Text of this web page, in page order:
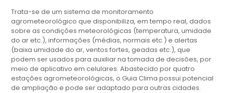
Trata-se de um sistema de monitoramento
agrometeorológico que disponibiliza, em tempo real, dados
sobre as condições meteorológicas (temperatura, umidade
do ar etc.), informações (médias, normais etc.) e alertas
(baixa umidade do ar, ventos fortes, geadas etc.), que
podem ser usados para auxiliar na tomada de decisões, por
meio de aplicativo em celulares. Abastecido por quatro
estações agrometeorológicas, o Guia Clima possui potencial
de ampliação e pode ser adaptado para outras cidades.